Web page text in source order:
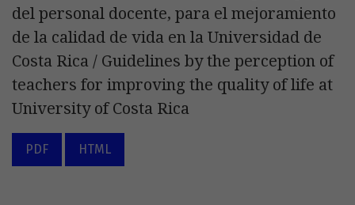
del personal docente, para el mejoramiento
de la calidad de vida en la Universidad de
Costa Rica / Guidelines by the perception of
teachers for improving the quality of life at
University of Costa Rica
PDF HTML